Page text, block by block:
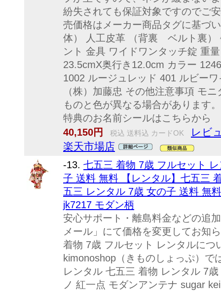
紛失されても保証対象ですのでご
売価格はメーカー商品タグに基づ
体） 人工皮革 （背裏 ベルト裏）
ント 金具 ワイドワンタッチ錠 重
23.5cmX奥行き12.0cm カラー
1002 ルージュレッド 401 ルビー
（株）加藤忠 その他注意事項 モ
ものと色が異なる場合があります
特典のお名前シールはこちらから
40,150円
税込 送料込 カードOK
レビ
楽天市場店
-13. 七五三 着物 7歳 フルセット
子 送料 無料 【レンタル】七五三
五三 レンタル 7歳 女の子 送料 無
jk7217 モダン柄
安心サポート・離島料金などの追
メール」にて価格を変更してお知
着物 7歳 フルセット レンタルにつ
kimonoshop（きものしょっぷ）
レンタル 七五三 着物 レンタル 7
ノ 紅一点 モダンアンテナ sugar